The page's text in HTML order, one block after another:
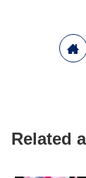
Related